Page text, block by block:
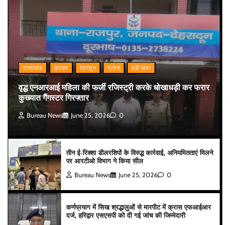
उत्तराखंड क्राइम देहरादून प्रदेश बड़ी खबर
वृद्ध एनआरआई महिला की फर्जी रजिस्ट्री करके धोखाधड़ी कर फरार
कुख्यात गैंगस्टर गिरफ्तार
Bureau News June 25, 2026 0
तीन ई-रिक्शा डीलरशिपों के विरुद्ध कार्रवाई, अनियमितताएं मिलने
पर आरटीओ विभाग ने किया सील
Bureau News June 25, 2026 0
कर्णप्रयाग में सिख श्रद्धालुओं से मारपीट में क्रास एफआईआर
दर्ज, हरिद्वार एसएसपी को दी गई जांच की जिम्मेदारी